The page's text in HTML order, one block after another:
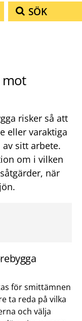
SÖK
mot
risker så att
eller varaktiga
sitt arbete.
om i vilken
när
för smittämnen
ta reda på vilka
och välja